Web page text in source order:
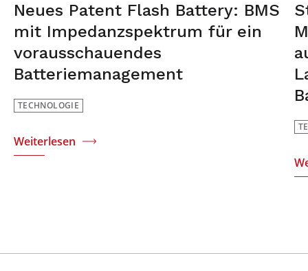
Neues Patent Flash Battery: BMS
mit Impedanzspektrum für ein
vorausschauendes
Batteriemanagement
TECHNOLOGIE
Weiterlesen